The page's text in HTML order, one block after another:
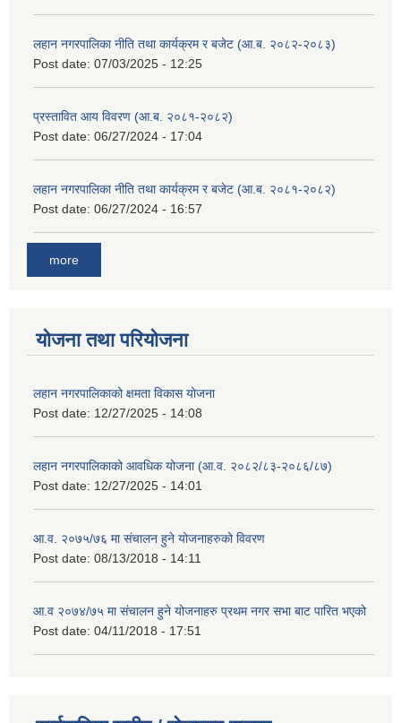
लहान नगरपालिका नीति तथा कार्यक्रम र बजेट (आ.ब. २०८२-२०८३)
Post date: 07/03/2025 - 12:25
प्रस्तावित आय विवरण (आ.ब. २०८१-२०८२)
Post date: 06/27/2024 - 17:04
लहान नगरपालिका नीति तथा कार्यक्रम र बजेट (आ.ब. २०८१-२०८२)
Post date: 06/27/2024 - 16:57
more
योजना तथा परियोजना
लहान नगरपालिकाको क्षमता विकास योजना
Post date: 12/27/2025 - 14:08
लहान नगरपालिकाको आवधिक योजना (आ.व. २०८२/८३-२०८६/८७)
Post date: 12/27/2025 - 14:01
आ.व. २०७५/७६ मा संचालन हुने योजनाहरुको विवरण
Post date: 08/13/2018 - 14:11
आ.व २०७४/७५ मा संचालन हुने योजनाहरु प्रथम नगर सभा बाट पारित भएको
Post date: 04/11/2018 - 17:51